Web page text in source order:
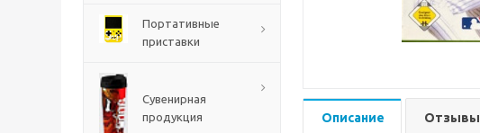
Портативные
приставки
Сувенирная
продукция
Описание Отзывы